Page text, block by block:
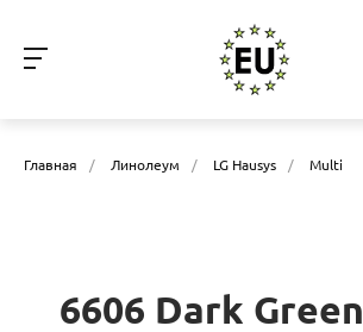
Главная / Линолеум / LG Hausys / Multi
6606 Dark Green